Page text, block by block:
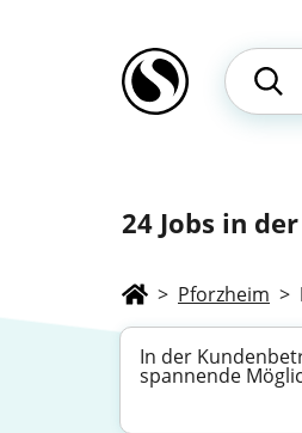
24 Jobs in
> Pforzheim >
In der
spannende